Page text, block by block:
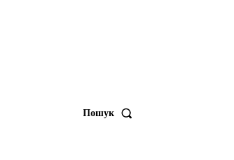
Пошук